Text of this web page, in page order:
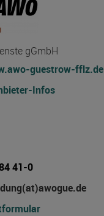
gGmbH
guestrow-fflz.de
Infos
41-0